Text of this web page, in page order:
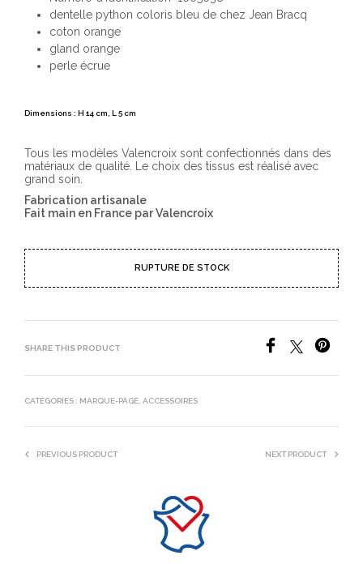
dentelle python coloris bleu de chez Jean Bracq
coton orange
gland orange
perle écrue
Dimensions : H 14 cm, L 5 cm
Tous les modèles Valencroix sont confectionnés dans des
matériaux de qualité. Le choix des tissus est réalisé avec
grand soin.
Fabrication artisanale
Fait main en France par Valencroix
RUPTURE DE STOCK
SHARE THIS PRODUCT
CATÉGORIES : MARQUE-PAGE ACCESSOIRES
PREVIOUS PRODUCT NEXT PRODUCT